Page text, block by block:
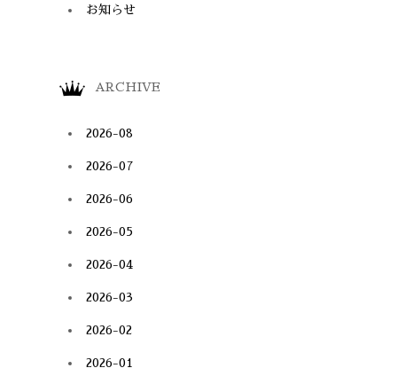
お知らせ
ARCHIVE
2026-08
2026-07
2026-06
2026-05
2026-04
2026-03
2026-02
2026-01